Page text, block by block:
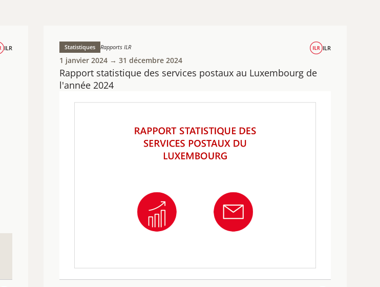
ILR
Rapport statistique des services postaux au Luxembourg de
l'année 2024
Statistiques Rapports ILR ILR
1 janvier 2024 → 31 décembre 2024